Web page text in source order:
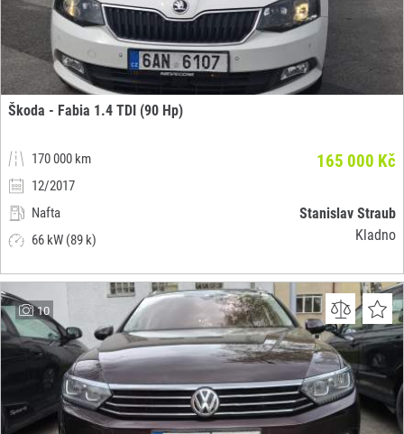
Škoda - Fabia 1.4 TDI (90 Hp)
170 000 km
12/2017
Nafta
66 kW (89 k)
165 000 Kč
Stanislav Straub
Kladno
10